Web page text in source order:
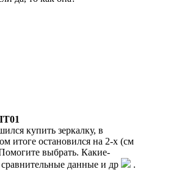
купить зеркалку, в
итоге остановился на 2-х (см
выбрать. Какие-
данные и др
.